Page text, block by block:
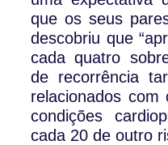
que os seus
descobriu que
cada quatro
de recorrência
relacionados
condições
cada 20 de outro